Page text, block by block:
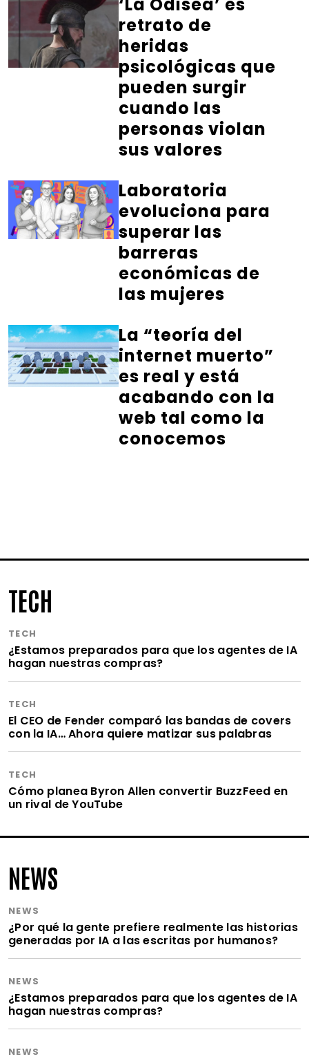
retrato de
heridas
psicológicas que
pueden surgir
cuando las
personas violan
sus valores
Laboratoria
evoluciona para
superar las
barreras
económicas de
las mujeres
La “teoría del
internet muerto”
es real y está
acabando con la
web tal como la
conocemos
TECH
TECH
¿Estamos preparados para que los agentes de IA
hagan nuestras compras?
TECH
El CEO de Fender comparó las bandas de covers
con la IA… Ahora quiere matizar sus palabras
TECH
Cómo planea Byron Allen convertir BuzzFeed en
un rival de YouTube
NEWS
NEWS
¿Por qué la gente prefiere realmente las historias
generadas por IA a las escritas por humanos?
NEWS
¿Estamos preparados para que los agentes de IA
hagan nuestras compras?
NEWS